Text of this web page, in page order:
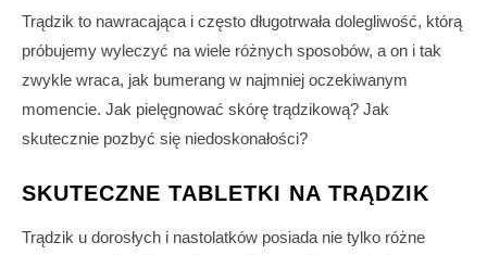
Trądzik to nawracająca i często długotrwała dolegliwość, którą
próbujemy wyleczyć na wiele różnych sposobów, a on i tak
zwykle wraca, jak bumerang w najmniej oczekiwanym
momencie. Jak pielęgnować skórę trądzikową? Jak
skutecznie pozbyć się niedoskonałości?
SKUTECZNE TABLETKI NA TRĄDZIK
Trądzik u dorosłych i nastolatków posiada nie tylko różne